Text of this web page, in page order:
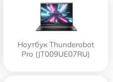
Ноутбук Thunderobot
Pro (JT009UE07RU)